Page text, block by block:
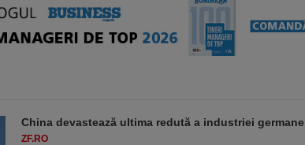
China devastează ultima redută a industriei germane
ZF.RO